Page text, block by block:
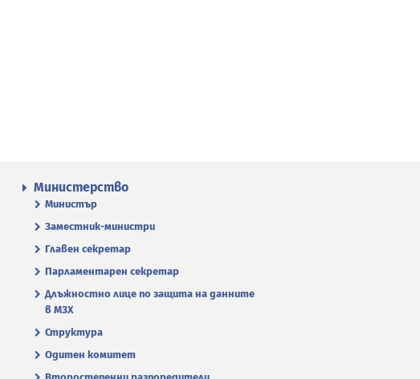
Министерство
Министър
Заместник-министри
Главен секретар
Парламентарен секретар
Длъжностно лице по защита на данните
в МЗХ
Структура
Одитен комитет
Второстепенни разпоредители